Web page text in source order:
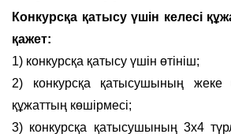
Конкурсқа қатысу үшін келесі
қажет:
1) конкурсқа қатысу үшін өтініш;
2) конкурсқа қатысушының жеке
құжаттың көшірмесі;
3) конкурсқа қатысушының 3х4